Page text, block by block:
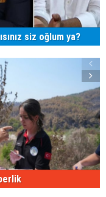
siz oğlum ya?